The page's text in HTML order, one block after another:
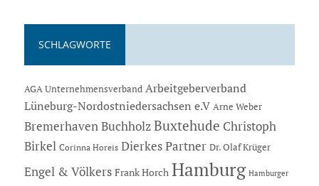
SCHLAGWORTE
AGA Unternehmensverband Arbeitgeberverband
Lüneburg-Nordostniedersachsen e.V Arne Weber
Bremerhaven Buchholz Buxtehude Christoph
Birkel Corinna Horeis Dierkes Partner Dr. Olaf Krüger
Engel & Völkers Frank Horch Hamburg Hamburger